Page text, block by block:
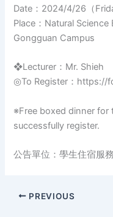
Date：2024/4/26（
Place：Natural
Gongguan Campus
❖Lecturer：Mr. Shieh
◎To Register：https://
※Free boxed dinner
successfully register.
公告單位：學生住宿服
PREVIOUS